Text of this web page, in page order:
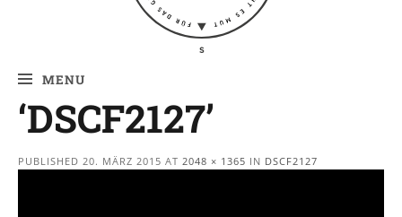
MENU
‘DSCF2127’
PUBLISHED 20. MÄRZ 2015 AT 2048 × 1365 IN DSCF2127